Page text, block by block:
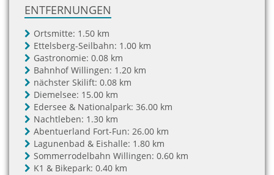
ENTFERNUNGEN
Ortsmitte: 1.50 km
Ettelsberg-Seilbahn: 1.00 km
Gastronomie: 0.08 km
Bahnhof Willingen: 1.20 km
nächster Skilift: 0.08 km
Diemelsee: 15.00 km
Edersee & Nationalpark: 36.00 km
Nachtleben: 1.30 km
Abentuerland Fort-Fun: 26.00 km
Lagunenbad & Eishalle: 1.80 km
Sommerrodelbahn Willingen: 0.60 km
K1 & Bikepark: 0.40 km